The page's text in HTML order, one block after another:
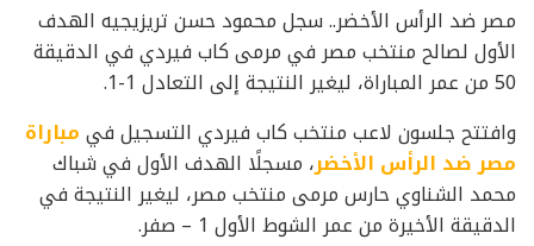
مصر ضد الرأس الأخضر.. سجل محمود حسن تريزيجيه الهدف
الأول لصالح منتخب مصر في مرمى كاب فيردي في الدقيقة
50 من عمر المباراة، ليغير النتيجة إلى التعادل 1-1.
وافتتح جلسون لاعب منتخب كاب فيردي التسجيل فيمباراة
مصر ضد الرأس الأخضر، مسجلًا الهدف الأول في شباك
محمد الشناوي حارس مرمى منتخب مصر، ليغير النتيجة في
الدقيقة الأخيرة من عمر الشوط الأول 1 – صفر.